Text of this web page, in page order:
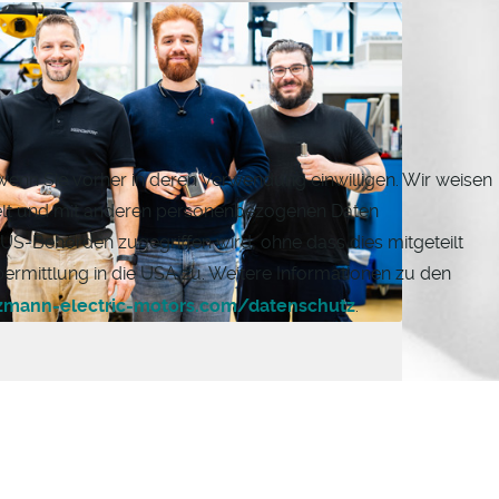
Sie vorher in deren Verwendung einwilligen. Wir weisen
und mit anderen personenbezogenen Daten
Behörden zugegriffen wird, ohne dass dies mitgeteilt
in die USA zu. Weitere Informationen zu den
electric-motors.com/datenschutz.